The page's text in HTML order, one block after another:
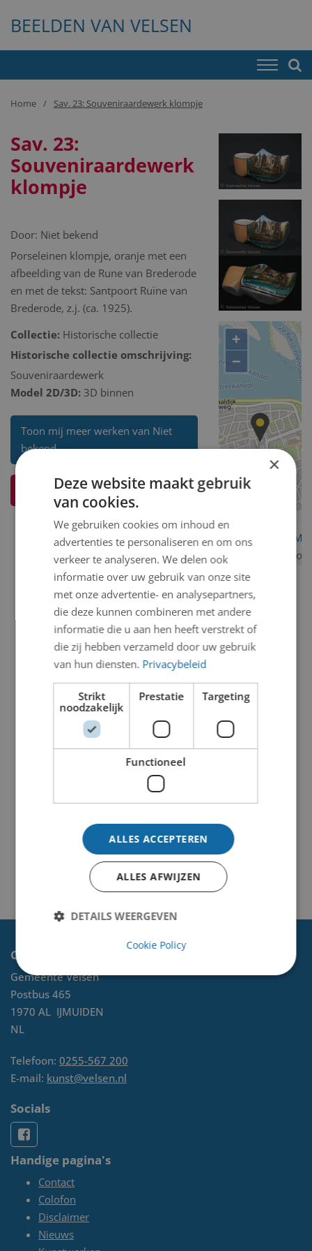
BEELDEN VAN VELSEN
Home Sav. 23: Souveniraardewerk klompje
Sav. 23:
Souveniraardewerk
klompje
Door: Niet bekend
Porseleinen klompje, oranje met een
afbeelding van de Rune van Brederode
en met de tekst: Santpoort Ruïne van
Brederode, z.j. (ca. 1925).
Collectie: Historische collectie
Historische collectie omschrijving:
Souveniraardewerk
Model 2D/3D: 3D binnen
Toon mij meer werken van Niet
bekend
Ik weet meer over dit kunstwerk
+
−
Contact
Gemeente Velsen
Postbus 465
1970 AL IJMUIDEN
NL
Telefoon: 0255-567 200
E-mail: kunst@velsen.nl
Socials
Handige pagina's
Contact
Colofon
Disclaimer
Nieuws
×
Deze website maakt gebruik
van cookies.
We gebruiken cookies om inhoud en
advertenties te personaliseren en om ons
verkeer te analyseren. We delen ook
informatie over uw gebruik van onze site
met onze advertentie- en analysepartners,
die deze kunnen combineren met andere
informatie die u aan hen heeft verstrekt of
die zij hebben verzameld door uw gebruik
van hun diensten. Privacybeleid
Strikt
noodzakelijk
Prestatie Targeting
Functioneel
ALLES ACCEPTEREN
ALLES AFWIJZEN
DETAILS WEERGEVEN
Cookie Policy